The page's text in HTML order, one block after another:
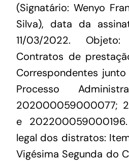
(Signatário: Wenyo
Silva), data da
11/03/2022.
Contratos de
Correspondentes
Processo
202000059000077;
e
legal dos distratos:
Vigésima Segunda do